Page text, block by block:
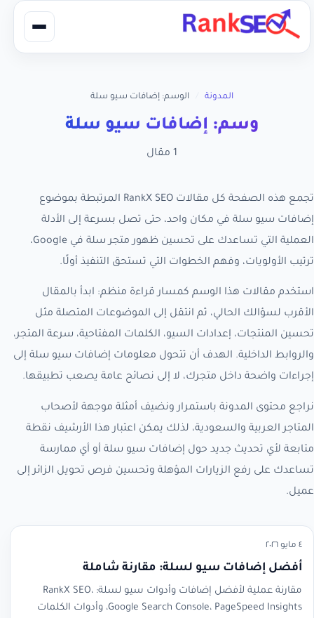
المدونة الوسم: إضافات سيو سلة
وسم: إضافات سيو سلة
1 مقال
تجمع هذه الصفحة كل مقالات RankX SEO المرتبطة بموضوع
إضافات سيو سلة في مكان واحد، حتى تصل بسرعة إلى الأدلة
العملية التي تساعدك على تحسين ظهور متجر سلة في Google،
ترتيب الأولويات، وفهم الخطوات التي تستحق التنفيذ أولًا.
استخدم مقالات هذا الوسم كمسار قراءة منظم: ابدأ بالمقال
الأقرب لسؤالك الحالي، ثم انتقل إلى الموضوعات المتصلة مثل
تحسين المنتجات، إعدادات السيو، الكلمات المفتاحية، سرعة المتجر،
والروابط الداخلية. الهدف أن تتحول معلومات إضافات سيو سلة إلى
إجراءات واضحة داخل متجرك، لا إلى نصائح عامة يصعب تطبيقها.
نراجع محتوى المدونة باستمرار ونضيف أمثلة موجهة لأصحاب
المتاجر العربية والسعودية، لذلك يمكن اعتبار هذا الأرشيف نقطة
متابعة لأي تحديث جديد حول إضافات سيو سلة أو أي ممارسة
تساعدك على رفع الزيارات المؤهلة وتحسين فرص تحويل الزائر إلى
عميل.
٤ مايو ٢٠٢٦
أفضل إضافات سيو لسلة: مقارنة شاملة
مقارنة عملية لأفضل إضافات وأدوات سيو لسلة: RankX SEO،
Google Search Console، PageSpeed Insights، وأدوات الكلمات